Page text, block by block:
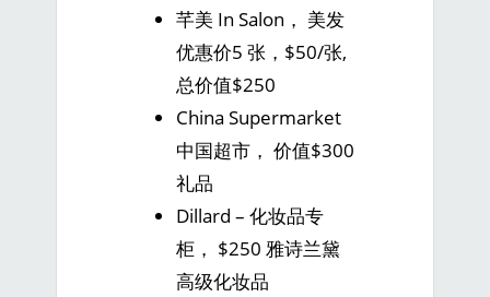
芊美 In Salon， 美发
优惠价5 张，$50/张,
总价值$250
China Supermarket
中国超市， 价值$300
礼品
Dillard – 化妆品专
柜， $250 雅诗兰黛
高级化妆品